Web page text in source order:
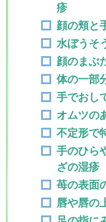
疹
顔の頬と
水ぼうそ
顔のまぶ
体の一部
手でおし
オムツの
不定形で
手のひら
ざの湿疹
苺の表面
唇や唇の